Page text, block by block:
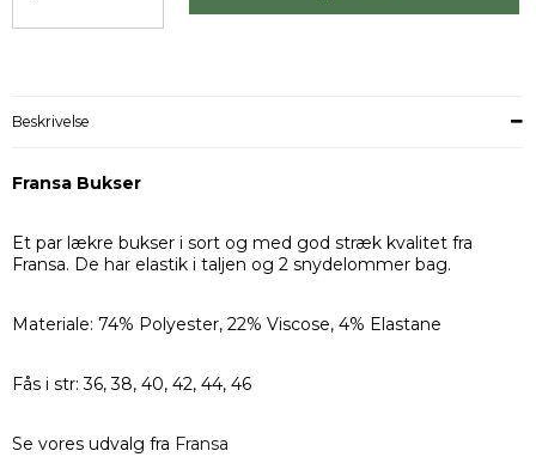
Beskrivelse
Fransa Bukser
Et par lækre bukser i sort og med god stræk kvalitet fra
Fransa. De har elastik i taljen og 2 snydelommer bag.
Materiale: 74% Polyester, 22% Viscose, 4% Elastane
Fås i str: 36, 38, 40, 42, 44, 46
Se vores udvalg fra Fransa